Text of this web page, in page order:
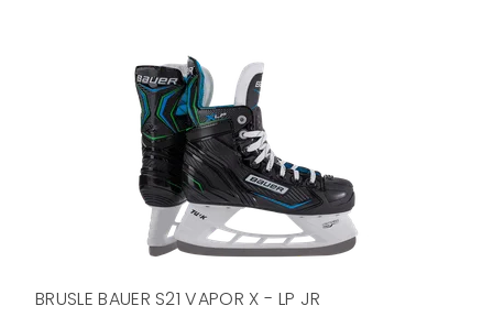
BRUSLE BAUER S21 VAPOR X - LP JR